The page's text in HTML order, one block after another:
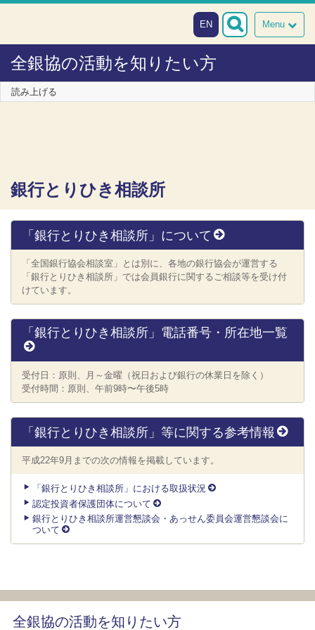
本文へスキップ
障がい者向け相談窓口
Menu
EN
全銀協の活動を知りたい方
読み上げる
銀行とりひき相談所
「銀行とりひき相談所」について
「全国銀行協会相談室」とは別に、各地の銀行協会が運営する
「銀行とりひき相談所」では会員銀行に関するご相談等を受け付
けています。
「銀行とりひき相談所」電話番号・所在地一覧
受付日：原則、月～金曜（祝日および銀行の休業日を除く）
受付時間：原則、午前9時〜午後5時
「銀行とりひき相談所」等に関する参考情報
平成22年9月までの次の情報を掲載しています。
「銀行とりひき相談所」における取扱状況
認定投資者保護団体について
銀行とりひき相談所運営懇談会・あっせん委員会運営懇談会に
ついて
全銀協の活動を知りたい方